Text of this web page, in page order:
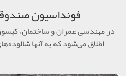
فونداسیون
در مهندسی عمران و ساختمان،
اطلاق می‌شود که به آنها